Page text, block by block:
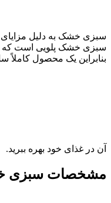
سبزی خشک به دلیل مزایای
سبزی خشک پلویی است که
بنابراین یک محصول کاملاً
آن در غذای خود بهره ببرید.
مشخصات سبزی